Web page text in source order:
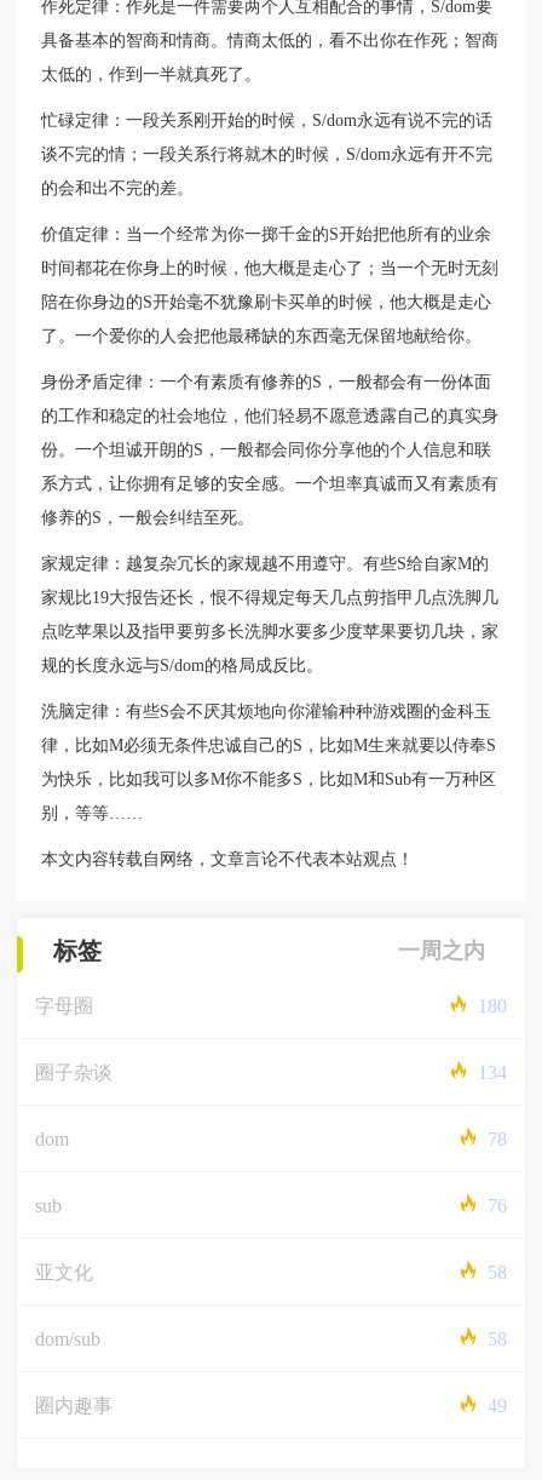
作死定律：作死是一件需要两个人互相配合的事情，S/dom要
具备基本的智商和情商。情商太低的，看不出你在作死；智商
太低的，作到一半就真死了。
忙碌定律：一段关系刚开始的时候，S/dom永远有说不完的话
谈不完的情；一段关系行将就木的时候，S/dom永远有开不完
的会和出不完的差。
价值定律：当一个经常为你一掷千金的S开始把他所有的业余
时间都花在你身上的时候，他大概是走心了；当一个无时无刻
陪在你身边的S开始毫不犹豫刷卡买单的时候，他大概是走心
了。一个爱你的人会把他最稀缺的东西毫无保留地献给你。
身份矛盾定律：一个有素质有修养的S，一般都会有一份体面
的工作和稳定的社会地位，他们轻易不愿意透露自己的真实身
份。一个坦诚开朗的S，一般都会同你分享他的个人信息和联
系方式，让你拥有足够的安全感。一个坦率真诚而又有素质有
修养的S，一般会纠结至死。
家规定律：越复杂冗长的家规越不用遵守。有些S给自家M的
家规比19大报告还长，恨不得规定每天几点剪指甲几点洗脚几
点吃苹果以及指甲要剪多长洗脚水要多少度苹果要切几块，家
规的长度永远与S/dom的格局成反比。
洗脑定律：有些S会不厌其烦地向你灌输种种游戏圈的金科玉
律，比如M必须无条件忠诚自己的S，比如M生来就要以侍奉S
为快乐，比如我可以多M你不能多S，比如M和Sub有一万种区
别，等等……
本文内容转载自网络，文章言论不代表本站观点！
标签 一周之内
字母圈 180
圈子杂谈 134
dom 78
sub 76
亚文化 58
dom/sub 58
圈内趣事 49